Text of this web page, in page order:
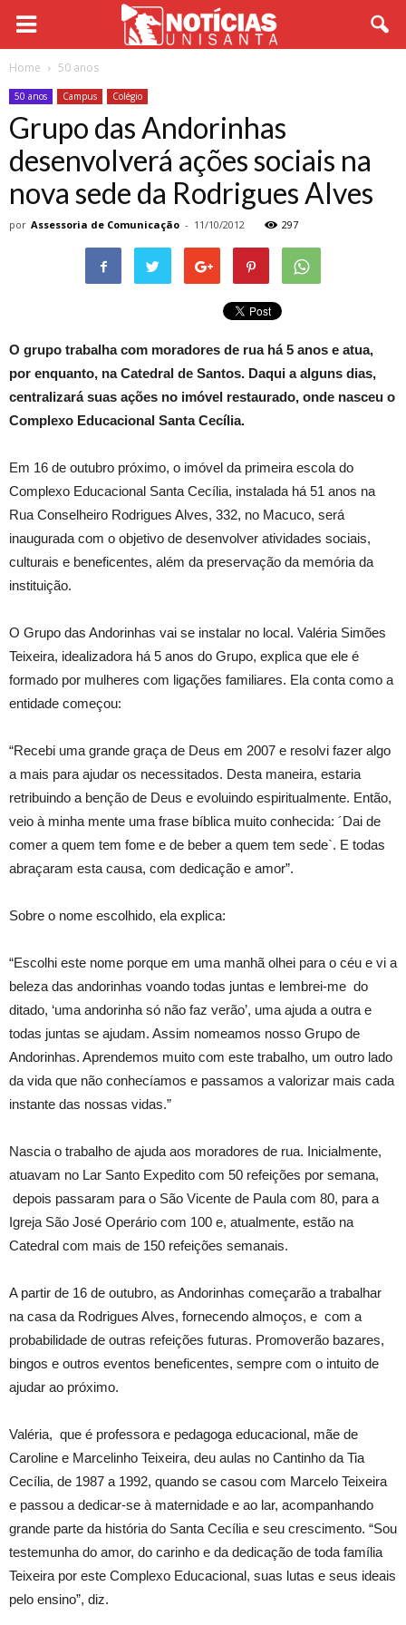
Home 50 anos
50 anos Campus Colégio
Grupo das Andorinhas
desenvolverá ações sociais na
nova sede da Rodrigues Alves
por Assessoria de Comunicação - 11/10/2012 297
O grupo trabalha com moradores de rua há 5 anos e atua,
por enquanto, na Catedral de Santos. Daqui a alguns dias,
centralizará suas ações no imóvel restaurado, onde nasceu o
Complexo Educacional Santa Cecília.
Em 16 de outubro próximo, o imóvel da primeira escola do
Complexo Educacional Santa Cecília, instalada há 51 anos na
Rua Conselheiro Rodrigues Alves, 332, no Macuco, será
inaugurada com o objetivo de desenvolver atividades sociais,
culturais e beneficentes, além da preservação da memória da
instituição.
O Grupo das Andorinhas vai se instalar no local. Valéria Simões
Teixeira, idealizadora há 5 anos do Grupo, explica que ele é
formado por mulheres com ligações familiares. Ela conta como a
entidade começou:
“Recebi uma grande graça de Deus em 2007 e resolvi fazer algo
a mais para ajudar os necessitados. Desta maneira, estaria
retribuindo a benção de Deus e evoluindo espiritualmente. Então,
veio à minha mente uma frase bíblica muito conhecida: ´Dai de
comer a quem tem fome e de beber a quem tem sede`. E todas
abraçaram esta causa, com dedicação e amor”.
Sobre o nome escolhido, ela explica:
“Escolhi este nome porque em uma manhã olhei para o céu e vi a
beleza das andorinhas voando todas juntas e lembrei-me do
ditado, ‘uma andorinha só não faz verão’, uma ajuda a outra e
todas juntas se ajudam. Assim nomeamos nosso Grupo de
Andorinhas. Aprendemos muito com este trabalho, um outro lado
da vida que não conhecíamos e passamos a valorizar mais cada
instante das nossas vidas.”
Nascia o trabalho de ajuda aos moradores de rua. Inicialmente,
atuavam no Lar Santo Expedito com 50 refeições por semana,
depois passaram para o São Vicente de Paula com 80, para a
Igreja São José Operário com 100 e, atualmente, estão na
Catedral com mais de 150 refeições semanais.
A partir de 16 de outubro, as Andorinhas começarão a trabalhar
na casa da Rodrigues Alves, fornecendo almoços, e com a
probabilidade de outras refeições futuras. Promoverão bazares,
bingos e outros eventos beneficentes, sempre com o intuito de
ajudar ao próximo.
Valéria, que é professora e pedagoga educacional, mãe de
Caroline e Marcelinho Teixeira, deu aulas no Cantinho da Tia
Cecília, de 1987 a 1992, quando se casou com Marcelo Teixeira
e passou a dedicar-se à maternidade e ao lar, acompanhando
grande parte da história do Santa Cecília e seu crescimento. “Sou
testemunha do amor, do carinho e da dedicação de toda família
Teixeira por este Complexo Educacional, suas lutas e seus ideais
pelo ensino”, diz.